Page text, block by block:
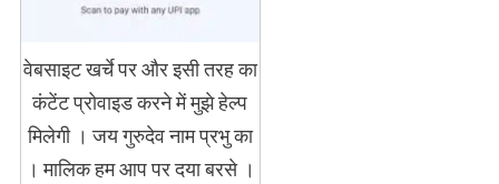
वेबसाइट खर्चे पर और इसी तरह का
कंटेंट प्रोवाइड करने में मुझे हेल्प
मिलेगी । जय गुरुदेव नाम प्रभु का
। मालिक हम आप पर दया बरसे ।